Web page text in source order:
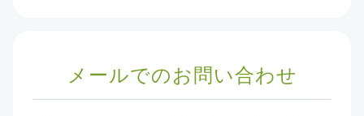
メールでのお問い合わせ